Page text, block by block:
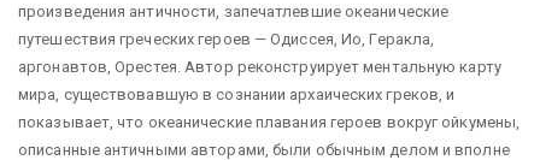
произведения античности, запечатлевшие океанические
путешествия греческих героев — Одиссея, Ио, Геракла,
аргонавтов, Орестея. Автор реконструирует ментальную карту
мира, существовавшую в сознании архаических греков, и
показывает, что океанические плавания героев вокруг ойкумены,
описанные античными авторами, были обычным делом и вполне